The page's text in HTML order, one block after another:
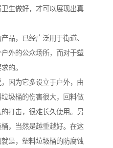
生做好，才可以展现出真
品，已经广泛用于街道、
外的公众场所，而对于塑
的。
因为它多设立于户外，由
圾桶的伤害很大，回料做
打击，很难长久使用。另
，当然是越重越好。在这
是，塑料垃圾桶的防腐蚀